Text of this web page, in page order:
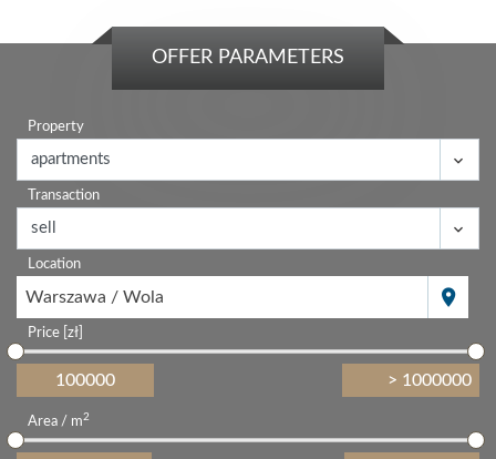
OFFER PARAMETERS
Property
Transaction
Location
Warszawa / Wola
Price [zł]
Area / m2